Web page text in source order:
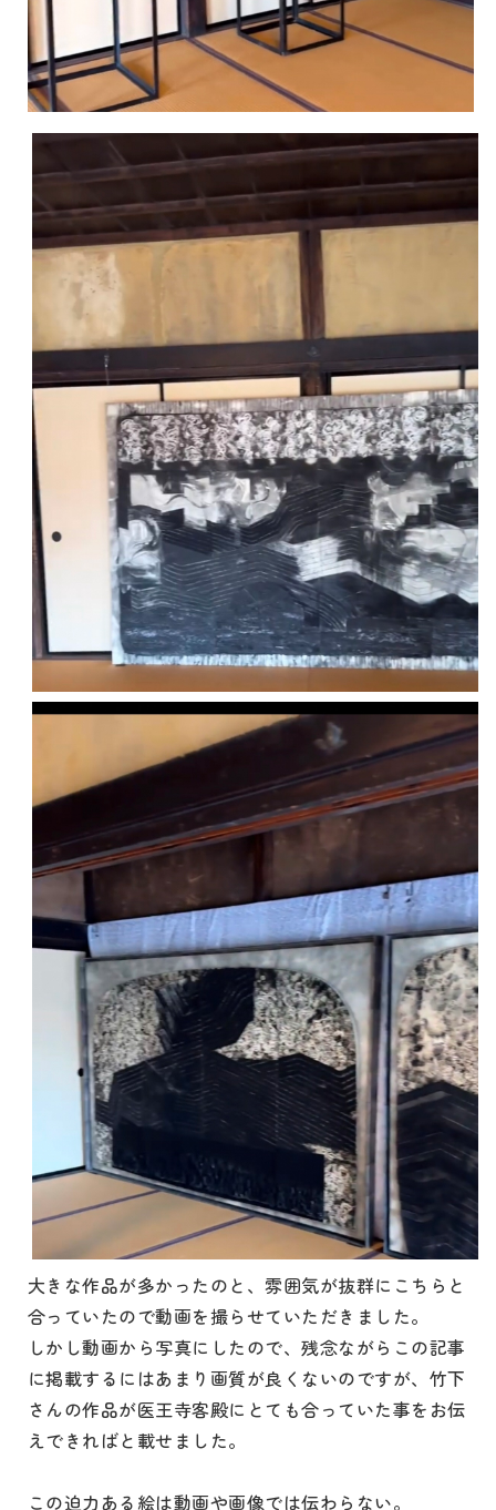
大きな作品が多かったのと、雰囲気が抜群にこちらと
合っていたので動画を撮らせていただきました。
しかし動画から写真にしたので、残念ながらこの記事
に掲載するにはあまり画質が良くないのですが、竹下
さんの作品が医王寺客殿にとても合っていた事をお伝
えできればと載せました。
この迫力ある絵は動画や画像では伝わらない。